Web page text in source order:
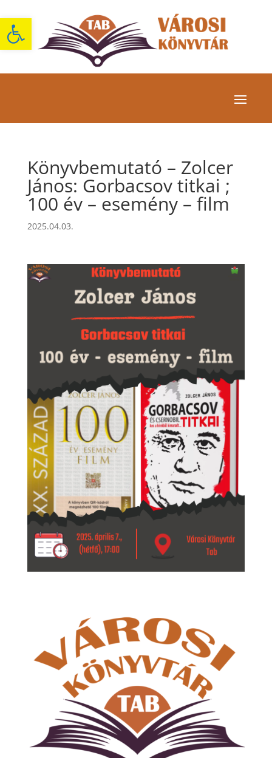
Eszköztár megnyitása
Könyvbemutató – Zolcer
János: Gorbacsov titkai ;
100 év – esemény – film
2025.04.03.